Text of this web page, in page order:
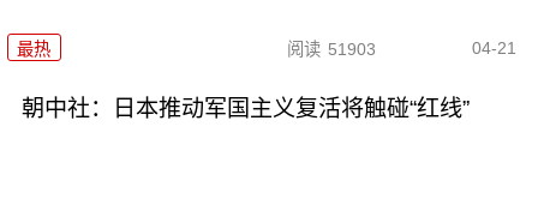
最热 阅读 51903 04-21
朝中社：日本推动军国主义复活将触碰“红线”